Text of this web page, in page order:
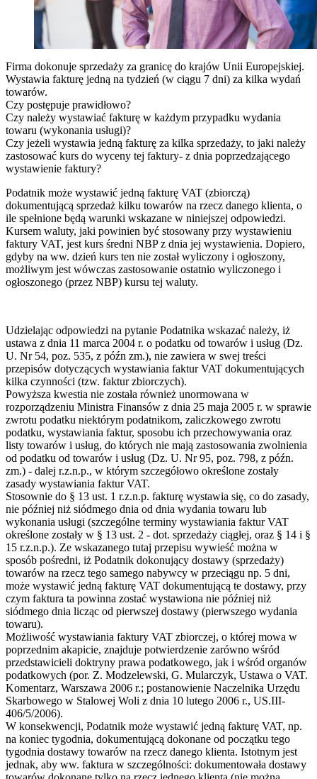
Firma dokonuje sprzedaży za granicę do krajów Unii Europejskiej.
Wystawia fakturę jedną na tydzień (w ciągu 7 dni) za kilka wydań
towarów.
Czy postępuje prawidłowo?
Czy należy wystawiać fakturę w każdym przypadku wydania
towaru (wykonania usługi)?
Czy jeżeli wystawia jedną fakturę za kilka sprzedaży, to jaki należy
zastosować kurs do wyceny tej faktury- z dnia poprzedzającego
wystawienie faktury?
Podatnik może wystawić jedną fakturę VAT (zbiorczą)
dokumentującą sprzedaż kilku towarów na rzecz danego klienta, o
ile spełnione będą warunki wskazane w niniejszej odpowiedzi.
Kursem waluty, jaki powinien być stosowany przy wystawieniu
faktury VAT, jest kurs średni NBP z dnia jej wystawienia. Dopiero,
gdyby na ww. dzień kurs ten nie został wyliczony i ogłoszony,
możliwym jest wówczas zastosowanie ostatnio wyliczonego i
ogłoszonego (przez NBP) kursu tej waluty.
Udzielając odpowiedzi na pytanie Podatnika wskazać należy, iż
ustawa z dnia 11 marca 2004 r. o podatku od towarów i usług (Dz.
U. Nr 54, poz. 535, z późn zm.), nie zawiera w swej treści
przepisów dotyczących wystawiania faktur VAT dokumentujących
kilka czynności (tzw. faktur zbiorczych).
Powyższa kwestia nie została również unormowana w
rozporządzeniu Ministra Finansów z dnia 25 maja 2005 r. w sprawie
zwrotu podatku niektórym podatnikom, zaliczkowego zwrotu
podatku, wystawiania faktur, sposobu ich przechowywania oraz
listy towarów i usług, do których nie mają zastosowania zwolnienia
od podatku od towarów i usług (Dz. U. Nr 95, poz. 798, z późn.
zm.) - dalej r.z.n.p., w którym szczegółowo określone zostały
zasady wystawiania faktur VAT.
Stosownie do § 13 ust. 1 r.z.n.p. fakturę wystawia się, co do zasady,
nie później niż siódmego dnia od dnia wydania towaru lub
wykonania usługi (szczególne terminy wystawiania faktur VAT
określone zostały w § 13 ust. 2 - dot. sprzedaży ciągłej, oraz § 14 i §
15 r.z.n.p.). Ze wskazanego tutaj przepisu wywieść można w
sposób pośredni, iż Podatnik dokonujący dostawy (sprzedaży)
towarów na rzecz tego samego nabywcy w przeciągu np. 5 dni,
może wystawić jedną fakturę VAT dokumentującą te dostawy, przy
czym faktura ta powinna zostać wystawiona nie później niż
siódmego dnia licząc od pierwszej dostawy (pierwszego wydania
towaru).
Możliwość wystawiania faktury VAT zbiorczej, o której mowa w
poprzednim akapicie, znajduje potwierdzenie zarówno wśród
przedstawicieli doktryny prawa podatkowego, jak i wśród organów
podatkowych (por. Z. Modzelewski, G. Mularczyk, Ustawa o VAT.
Komentarz, Warszawa 2006 r.; postanowienie Naczelnika Urzędu
Skarbowego w Stalowej Woli z dnia 10 lutego 2006 r., US.III-
406/5/2006).
W konsekwencji, Podatnik może wystawić jedną fakturę VAT, np.
na koniec tygodnia, dokumentującą dokonane od początku tego
tygodnia dostawy towarów na rzecz danego klienta. Istotnym jest
jednak, aby ww. faktura w szczególności: dokumentowała dostawy